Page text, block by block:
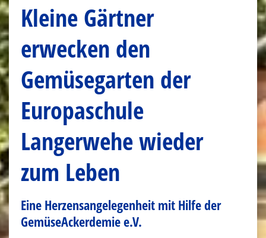
Kleine Gärtner
erwecken den
Gemüsegarten der
Europaschule
Langerwehe wieder
zum Leben
Eine Herzensangelegenheit mit Hilfe der
GemüseAckerdemie e.V.